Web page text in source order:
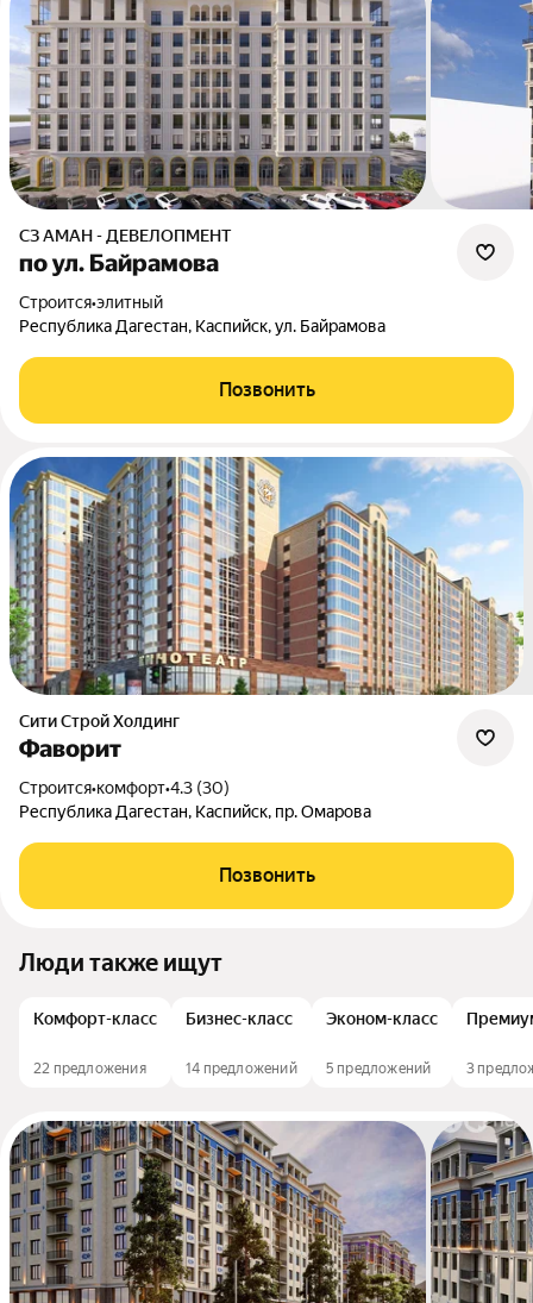
СЗ АМАН - ДЕВЕЛОПМЕНТ
по ул. Байрамова
Строится•элитный
Республика Дагестан, Каспийск, ул. Байрамова
Позвонить
Сити Строй Холдинг
Фаворит
Строится•комфорт•4.3 (30)
Республика Дагестан, Каспийск, пр. Омарова
Позвонить
Люди также ищут
Комфорт-класс
22 предложения
Бизнес-класс
14 предложений
Эконом-класс
5 предложений 3